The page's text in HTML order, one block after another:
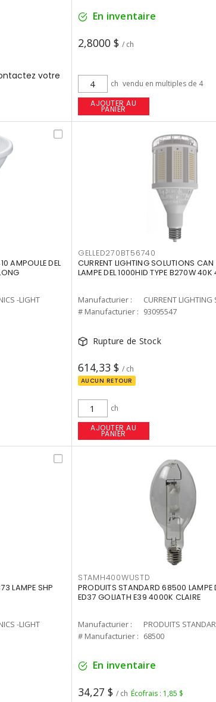
votre
En inventaire
2,8000 $ / ch
ch vendu en multiples de 4
AJOUTER AU
PANIER
AMPOULE DEL
-LIGHT
GELLED270BT56740
CURRENT LIGHTING SOLUTIONS
LAMPE DEL 1000HID TYPE B270W
Manufacturier :
# Manufacturier : 93095547
Rupture de Stock
614,33 $ / ch
AUCUN RETOUR
ch
AJOUTER AU
PANIER
LAMPE SHP
-LIGHT
STAMH400WUSTD
PRODUITS STANDARD 68500
ED37 GOLIATH E39 4000K CLAIRE
Manufacturier :
PRODUITS
# Manufacturier : 68500
En inventaire
34,27 $ / ch Écofrais : 1,85 $